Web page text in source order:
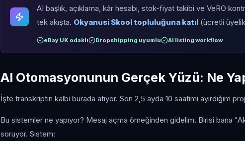
AI başlık, açıklama, kâr hesabı, stok-fiyat takibi ve VeRO
tek akışta. Okyanusi Skool topluluğuna katıl (ücretli
eBay UK odaklı Dropshipping uyumlu AI listing workflow
AI Otomasyonunun Gerçek Yüzü: Ne
İşte transkriptin kalbi burada atıyor. Son 2,5 ayda 10 saatimi ayırdığım
Bu sistemler ne yapıyor? Mesaj açma örneğinden gidelim. Birisi bana
soruyor. Sistem: